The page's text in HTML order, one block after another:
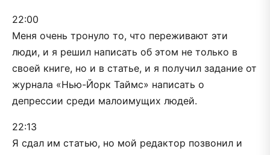
22:00
Меня очень тронуло то, что переживают эти
люди, и я решил написать об этом не только в
своей книге, но и в статье, и я получил задание от
журнала «Нью-Йорк Таймс» написать о
депрессии среди малоимущих людей.
22:13
Я сдал им статью, но мой редактор позвонил и